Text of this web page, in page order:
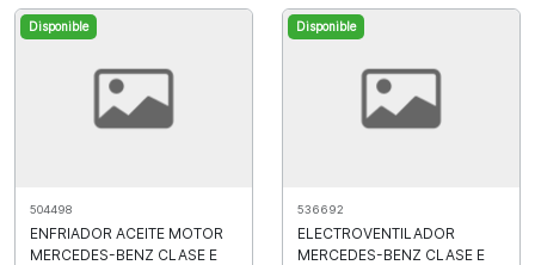
Disponible
504498
ENFRIADOR ACEITE MOTOR
MERCEDES-BENZ CLASE E
Disponible
536692
ELECTROVENTILADOR
MERCEDES-BENZ CLASE E